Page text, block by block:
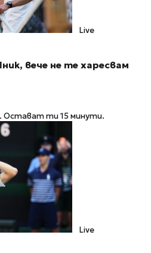
Live
вече не те харесвам
Остават ти 15 минути.
Live